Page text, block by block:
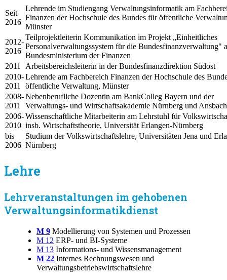
Seit
2016
Lehrende im Studiengang Verwaltungsinformatik am
Finanzen der Hochschule des Bundes für öffentliche
Münster
2012-
2016
Teilprojektleiterin Kommunikation im Projekt „Einheitliches
Personalverwaltungssystem für die Bundesfinanzverwaltung"
Bundesministerium der Finanzen
2011 Arbeitsbereichsleiterin in der Bundesfinanzdirektion Südost
2010-
2011
Lehrende am Fachbereich Finanzen der Hochschule des
öffentliche Verwaltung, Münster
2008-
2011
Nebenberufliche Dozentin am BankColleg Bayern und der
Verwaltungs- und Wirtschaftsakademie Nürnberg und Ansbach
2006-
2010
Wissenschaftliche Mitarbeiterin am Lehrstuhl für
insb. Wirtschaftstheorie, Universität Erlangen-Nürnberg
bis
2006
Studium der Volkswirtschaftslehre, Universitäten Jena und
Nürnberg
Lehre
Lehrveranstaltungen im gehobenen
Verwaltungsinformatikdienst
M 9 Modellierung von Systemen und Prozessen
M 12 ERP- und BI-Systeme
M 13 Informations- und Wissensmanagement
M 22 Internes Rechnungswesen und
Verwaltungsbetriebswirtschaftslehre